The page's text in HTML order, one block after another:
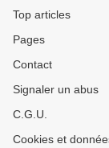
Top articles
Pages
Contact
Signaler un abus
C.G.U.
Cookies et